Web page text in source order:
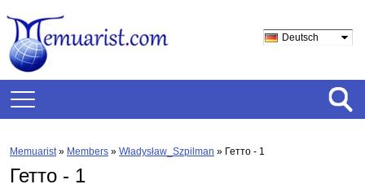
Deutsch
Memuarist» Members » Władysław_Szpilman » Гетто - 1
Гетто - 1